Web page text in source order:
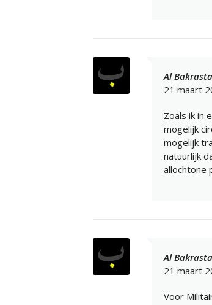
Al
21 maart
Zoals ik in
mogelijk
mogelijk
natuurlijk
allochtone
Al
21 maart
Voor